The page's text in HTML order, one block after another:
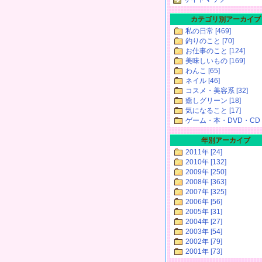
カテゴリ別アーカイブ
私の日常 [469]
釣りのこと [70]
お仕事のこと [124]
美味しいもの [169]
わんこ [65]
ネイル [46]
コスメ・美容系 [32]
癒しグリーン [18]
気になること [17]
ゲーム・本・DVD・CD
年別アーカイブ
2011年 [24]
2010年 [132]
2009年 [250]
2008年 [363]
2007年 [325]
2006年 [56]
2005年 [31]
2004年 [27]
2003年 [54]
2002年 [79]
2001年 [73]